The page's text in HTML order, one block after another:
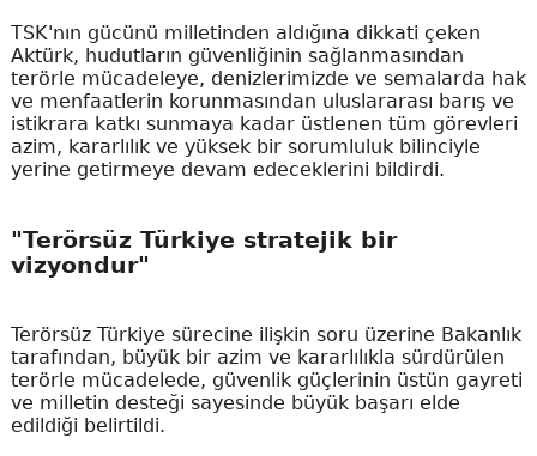
TSK'nın gücünü milletinden aldığına dikkati çeken
Aktürk, hudutların güvenliğinin sağlanmasından
terörle mücadeleye, denizlerimizde ve semalarda hak
ve menfaatlerin korunmasından uluslararası barış ve
istikrara katkı sunmaya kadar üstlenen tüm görevleri
azim, kararlılık ve yüksek bir sorumluluk bilinciyle
yerine getirmeye devam edeceklerini bildirdi.
"Terörsüz Türkiye stratejik bir
vizyondur"
Terörsüz Türkiye sürecine ilişkin soru üzerine Bakanlık
tarafından, büyük bir azim ve kararlılıkla sürdürülen
terörle mücadelede, güvenlik güçlerinin üstün gayreti
ve milletin desteği sayesinde büyük başarı elde
edildiği belirtildi.